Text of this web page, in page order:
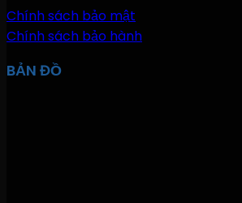
Chính sách bảo mật
Chính sách bảo hành
BẢN ĐỒ